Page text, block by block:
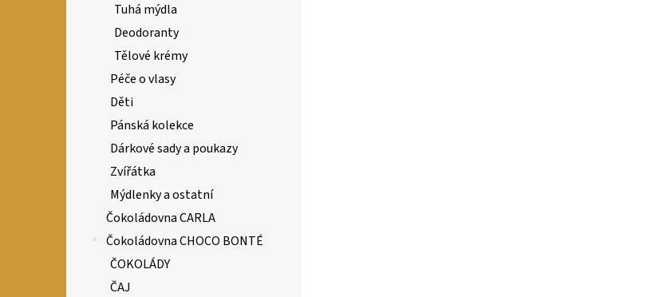
Tuhá mýdla
Deodoranty
Tělové krémy
Péče o vlasy
Děti
Pánská kolekce
Dárkové sady a poukazy
Zvířátka
Mýdlenky a ostatní
Čokoládovna CARLA
Čokoládovna CHOCO BONTÉ
ČOKOLÁDY
ČAJ